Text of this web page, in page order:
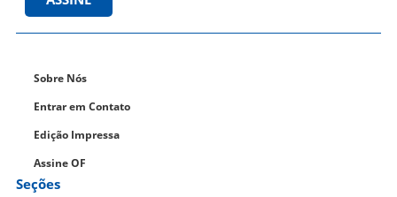
Sobre Nós
Entrar em Contato
Edição Impressa
Assine OF
Seções